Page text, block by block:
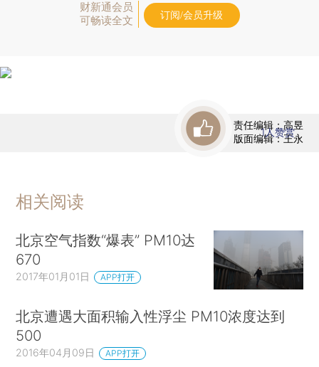
财新通会员
可畅读全文
订阅/会员升级
责任编辑：高昱
版面编辑：王永
1人赞赏
相关阅读
北京空气指数“爆表” PM10达
670
2017年01月01日 APP打开
北京遭遇大面积输入性浮尘 PM10浓度达到
500
2016年04月09日 APP打开